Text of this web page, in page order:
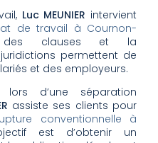
Luc MEUNIER intervient
de travail à Cournon-
des clauses et la
permettent de
et des employeurs.
d’une séparation
assiste ses clients pour
conventionnelle à
est d’obtenir un